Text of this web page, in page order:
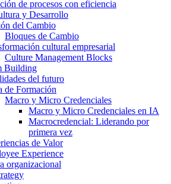
de procesos con eficiencia
y Desarrollo
del Cambio
Bloques de Cambio
cultural empresarial
Culture Management Blocks
Building
del futuro
de Formación
Macro y Micro Credenciales
Macro y Micro Credenciales en IA
Macrocredencial: Liderando por
primera vez
de Valor
Experience
organizacional